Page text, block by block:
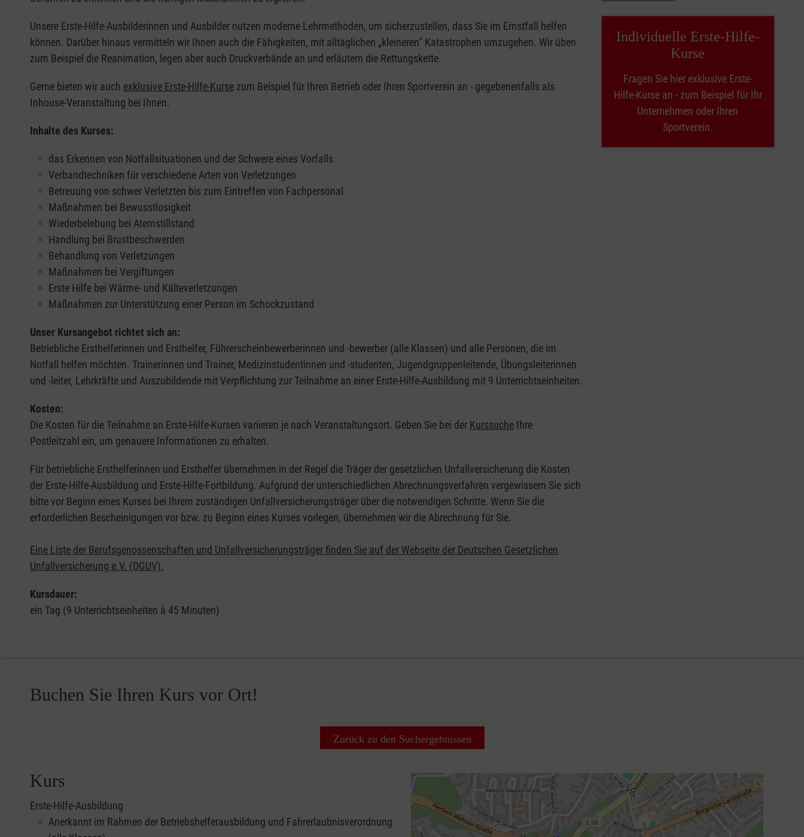
Unsere Erste-Hilfe-Ausbilderinnen und Ausbilder nutzen moderne Lehrmethoden, um sicherzustellen, dass Sie im Ernstfall helfen
können. Darüber hinaus vermitteln wir Ihnen auch die Fähigkeiten, mit alltäglichen „kleineren” Katastrophen umzugehen. Wir üben
zum Beispiel die Reanimation, legen aber auch Druckverbände an und erläutern die Rettungskette.
Gerne bieten wir auch exklusive Erste-Hilfe-Kurse zum Beispiel für Ihren Betrieb oder Ihren Sportverein an - gegebenenfalls als
Inhouse-Veranstaltung bei Ihnen.
Inhalte des Kurses:
das Erkennen von Notfallsituationen und der Schwere eines Vorfalls
Verbandtechniken für verschiedene Arten von Verletzungen
Betreuung von schwer Verletzten bis zum Eintreffen von Fachpersonal
Maßnahmen bei Bewusstlosigkeit
Wiederbelebung bei Atemstillstand
Handlung bei Brustbeschwerden
Behandlung von Verletzungen
Maßnahmen bei Vergiftungen
Erste Hilfe bei Wärme- und Kälteverletzungen
Maßnahmen zur Unterstützung einer Person im Schockzustand
Unser Kursangebot richtet sich an:
Betriebliche Ersthelferinnen und Ersthelfer, Führerscheinbewerberinnen und -bewerber (alle Klassen) und alle Personen, die im
Notfall helfen möchten. Trainerinnen und Trainer, Medizinstudentinnen und -studenten, Jugendgruppenleitende, Übungsleiterinnen
und -leiter, Lehrkräfte und Auszubildende mit Verpflichtung zur Teilnahme an einer Erste-Hilfe-Ausbildung mit 9 Unterrichtseinheiten.
Kosten:
Die Kosten für die Teilnahme an Erste-Hilfe-Kursen variieren je nach Veranstaltungsort. Geben Sie bei der Kurssuche Ihre
Postleitzahl ein, um genauere Informationen zu erhalten.
Für betriebliche Ersthelferinnen und Ersthelfer übernehmen in der Regel die Träger der gesetzlichen Unfallversicherung die Kosten
der Erste-Hilfe-Ausbildung und Erste-Hilfe-Fortbildung. Aufgrund der unterschiedlichen Abrechnungsverfahren vergewissern Sie sich
bitte vor Beginn eines Kurses bei Ihrem zuständigen Unfallversicherungsträger über die notwendigen Schritte. Wenn Sie die
erforderlichen Bescheinigungen vor bzw. zu Beginn eines Kurses vorlegen, übernehmen wir die Abrechnung für Sie.
Eine Liste der Berufsgenossenschaften und Unfallversicherungsträger finden Sie auf der Webseite der Deutschen Gesetzlichen
Unfallversicherung e.V. (DGUV).
Kursdauer:
ein Tag (9 Unterrichtseinheiten à 45 Minuten)
Individuelle Erste-Hilfe-
Kurse
Fragen Sie hier exklusive Erste-
Hilfe-Kurse an - zum Beispiel für Ihr
Unternehmen oder Ihren
Sportverein.
Buchen Sie Ihren Kurs vor Ort!
Zurück zu den Suchergebnissen
Kurs
Erste-Hilfe-Ausbildung
Anerkannt im Rahmen der Betriebshelferausbildung und Fahrerlaubnisverordnung